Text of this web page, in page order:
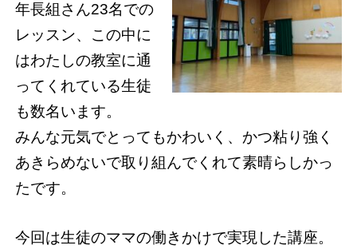
年長組さん23名での
レッスン、この中に
はわたしの教室に通
ってくれている生徒
も数名います。
みんな元気でとってもかわいく、かつ粘り強く
あきらめないで取り組んでくれて素晴らしかっ
たです。
今回は生徒のママの働きかけで実現した講座。